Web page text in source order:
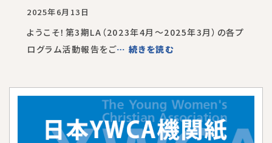
2025年6月13日
ようこそ！第3期LA（2023年4月～2025年3月）の各プ
ログラム活動報告をご… 続きを読む